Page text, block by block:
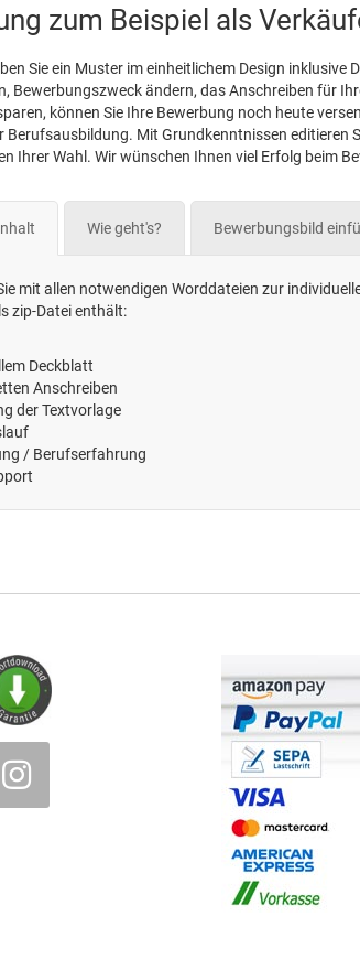
zum Beispiel als
Sie ein Muster im einheitlichem Design
Bewerbungszweck ändern, das Anschreiben für
können Sie Ihre Bewerbung noch heute
Mit Grundkenntnissen editieren
Ihrer Wahl. Wir wünschen Ihnen viel Erfolg beim
Wie geht's? Bewerbungsbild
mit allen notwendigen Worddateien zur
zip-Datei enthält:
Deckblatt
Anschreiben
der Textvorlage
/ Berufserfahrung